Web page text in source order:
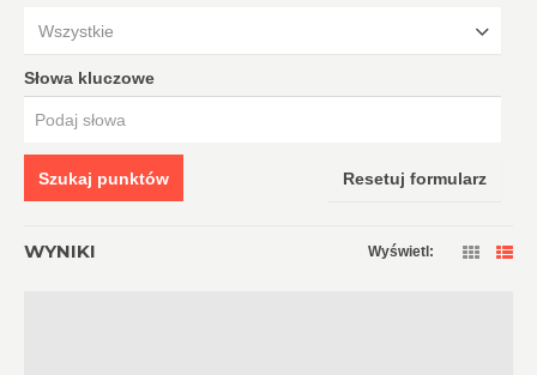
Wszystkie
Słowa kluczowe
Szukaj punktów Resetuj formularz
WYNIKI Wyświetl: